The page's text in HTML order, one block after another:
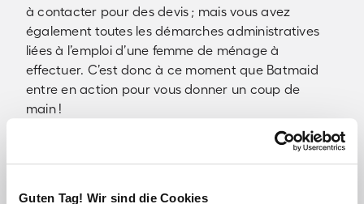
Guten Tag! Wir sind die Cookies
à contacter pour des devis ; mais vous avez
également toutes les démarches administratives
liées à l’emploi d’une femme de ménage à
effectuer. C’est donc à ce moment que Batmaid
entre en action pour vous donner un coup de
main !
Pourquoi réserver en ligne son service